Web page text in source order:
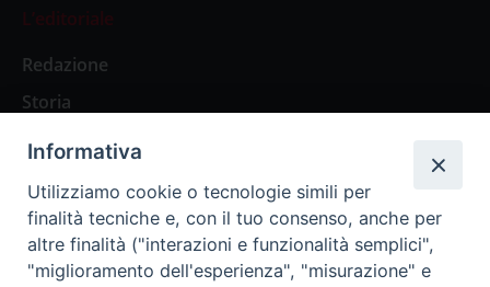
L’editoriale
Redazione
Storia
Abbonamenti
Abbonamento Annuale Digitale
Abbonamento Annuale Cartaceo
Informativa
Utilizziamo cookie o tecnologie simili per
finalità tecniche e, con il tuo consenso, anche per
altre finalità ("interazioni e funzionalità semplici",
"miglioramento dell'esperienza", "misurazione" e